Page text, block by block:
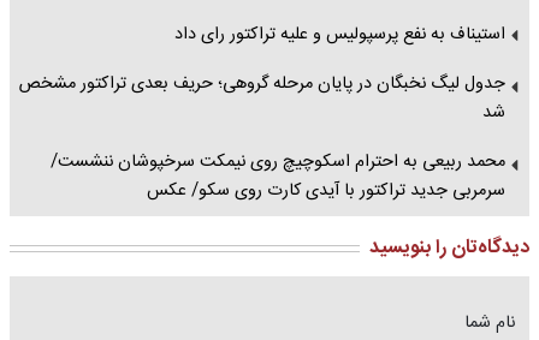
استیناف به نفع پرسپولیس و علیه تراکتور رای داد
جدول لیگ نخبگان در پایان مرحله گروهی؛ حریف بعدی تراکتور مشخص
شد
محمد ربیعی به احترام اسکوچیچ روی نیمکت سرخپوشان ننشست/
سرمربی جدید تراکتور با آیدی کارت روی سکو/ عکس
دیدگاه‌تان را بنویسید
نام شما